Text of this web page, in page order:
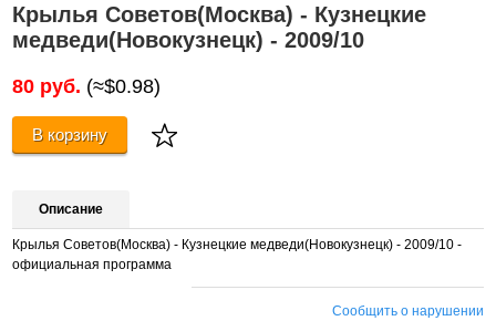
Крылья Советов(Москва) - Кузнецкие
медведи(Новокузнецк) - 2009/10
80 руб. (≈$0.98)
В корзину
Описание
Крылья Советов(Москва) - Кузнецкие медведи(Новокузнецк) - 2009/10 -
официальная программа
Сообщить о нарушении